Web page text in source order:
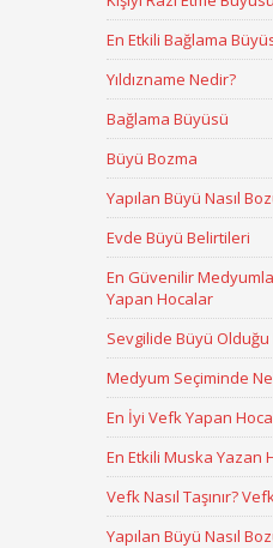
En Etkili Bağlama
Yıldızname Nedir?
Bağlama Büyüsü
Büyü Bozma
Yapılan Büyü Nasıl
Evde Büyü Belirtileri
En Güvenilir
Yapan Hocalar
Sevgilide Büyü Olduğu
Medyum Seçiminde
En İyi Vefk Yapan
En Etkili Muska Yazan
Vefk Nasıl Taşınır?
Yapılan Büyü Nasıl